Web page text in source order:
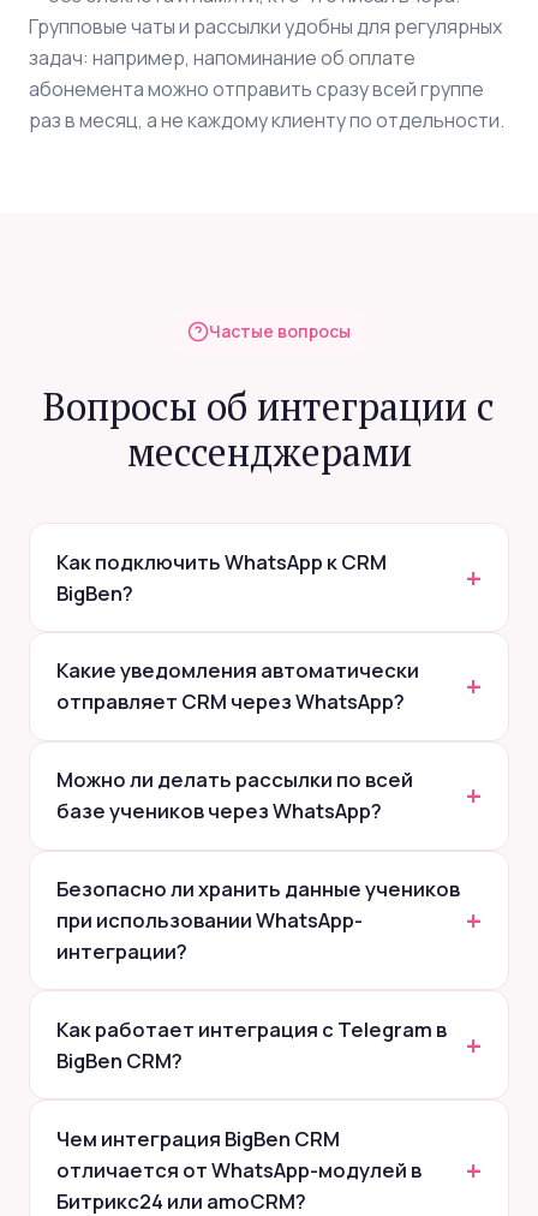
Групповые чаты и рассылки удобны для регулярных
задач: например, напоминание об оплате
абонемента можно отправить сразу всей группе
раз в месяц, а не каждому клиенту по отдельности.
Частые вопросы
Вопросы об интеграции с
мессенджерами
Как подключить WhatsApp к CRM
BigBen?
Какие уведомления автоматически
отправляет CRM через WhatsApp?
Можно ли делать рассылки по всей
базе учеников через WhatsApp?
Безопасно ли хранить данные учеников
при использовании WhatsApp-
интеграции?
Как работает интеграция с Telegram в
BigBen CRM?
Чем интеграция BigBen CRM
отличается от WhatsApp-модулей в
Битрикс24 или amoCRM?